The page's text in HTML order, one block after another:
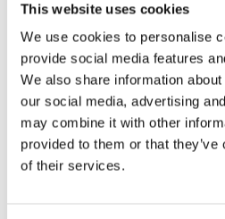
This website uses cookies
We use cookies to personalise
provide social media features
We also share information
our social media, advertising
may combine it with other
provided to them or that
of their services.
within a very short
The love he
overwhelming. It
world to me. You
amazing and are
lifechanging job.